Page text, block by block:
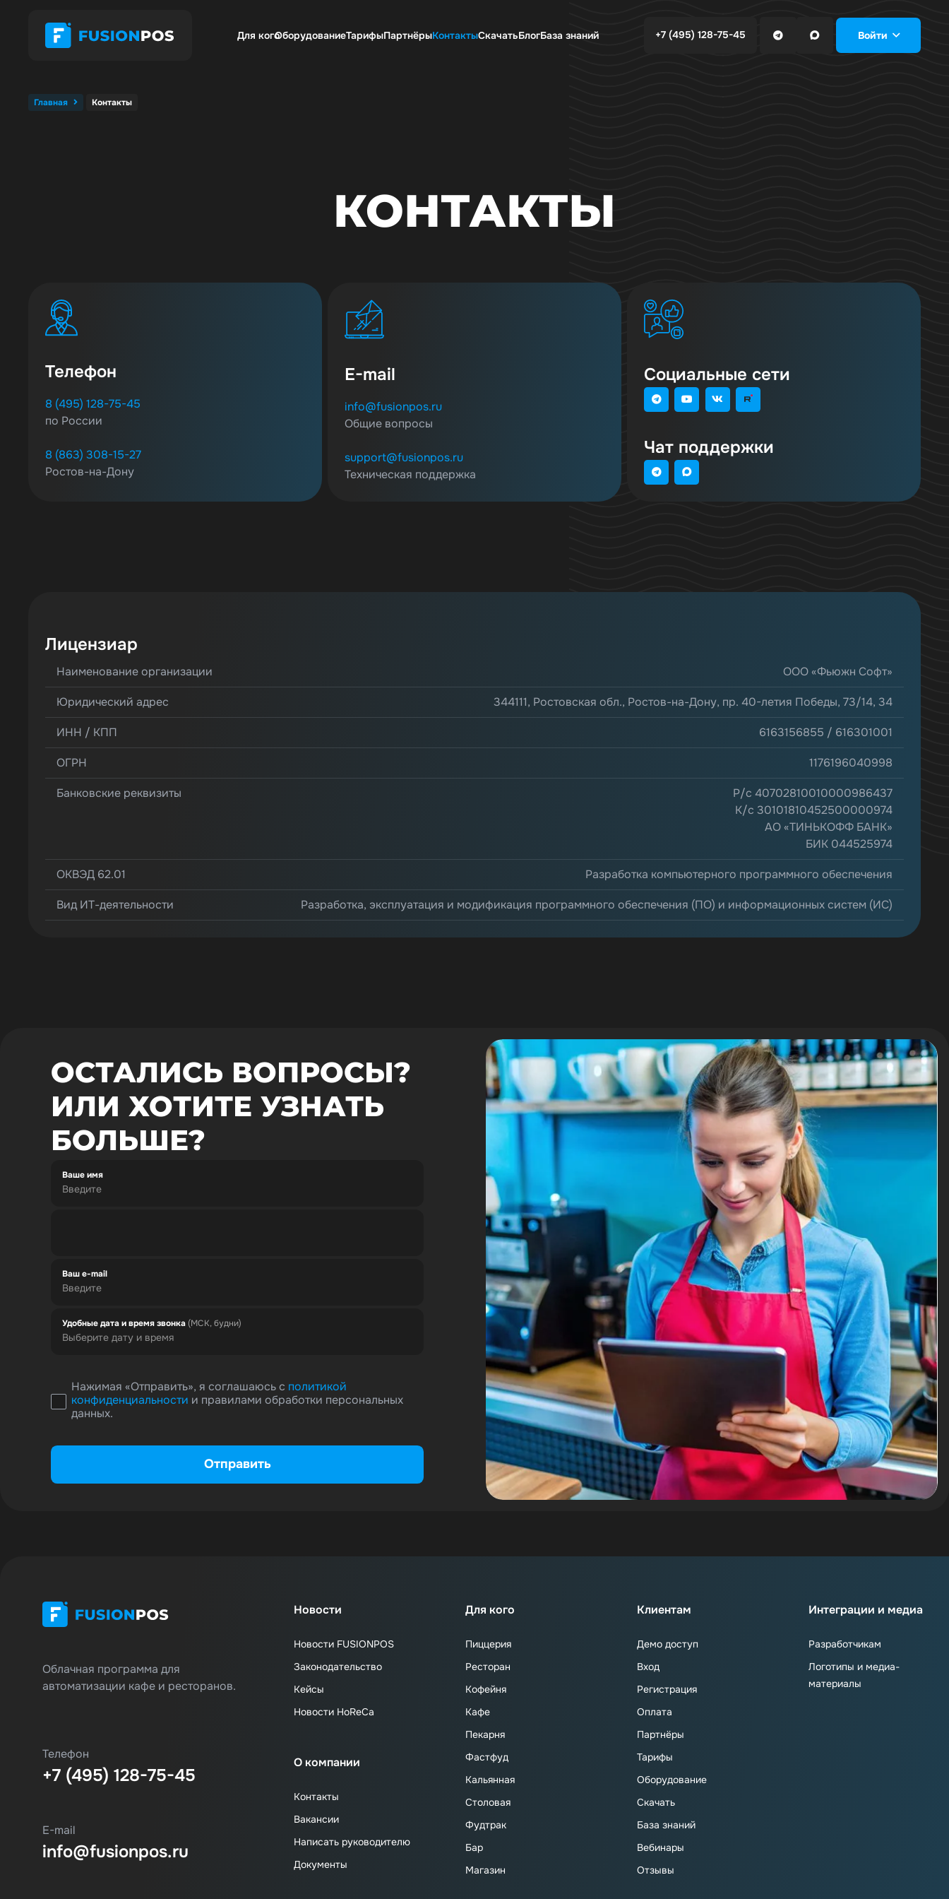
Для когоОборудованиеТарифыПартнёрыКонтактыСкачатьБлогБаза знаний +7 (495) 128-75-45 Войти
Главная Контакты
КОНТАКТЫ
Телефон
8 (495) 128-75-45
по России
8 (863) 308-15-27
Ростов-на-Дону
E-mail
info@fusionpos.ru
Общие вопросы
support@fusionpos.ru
Техническая поддержка
Социальные сети
Чат поддержки
Лицензиар
Наименование организации ООО «Фьюжн Софт»
Юридический адрес 344111, Ростовская обл., Ростов-на-Дону, пр. 40-летия Победы, 73/14, 34
ИНН / КПП 6163156855 / 616301001
ОГРН 1176196040998
Банковские реквизиты
Р/с 40702810010000986437
К/с 30101810452500000974
АО «ТИНЬКОФФ БАНК»
БИК 044525974
ОКВЭД 62.01 Разработка компьютерного программного обеспечения
Вид ИТ-деятельности Разработка, эксплуатация и модификация программного обеспечения (ПО) и информационных систем (ИС)
ОСТАЛИСЬ ВОПРОСЫ?
ИЛИ ХОТИТЕ УЗНАТЬ
БОЛЬШЕ?
Ваше имя
Ваш e-mail
Удобные дата и время звонка(МСК, будни)
Нажимая «Отправить», я соглашаюсь с политикой
конфиденциальности и правилами обработки персональных
данных.
Облачная программа для
автоматизации кафе и ресторанов.
Телефон
+7 (495) 128-75-45
E-mail
info@fusionpos.ru
Новости
Новости FUSIONPOS
Законодательство
Кейсы
Новости HoReCa
О компании
Контакты
Вакансии
Написать руководителю
Документы
Для кого
Пиццерия
Ресторан
Кофейня
Кафе
Пекарня
Фастфуд
Кальянная
Столовая
Фудтрак
Бар
Магазин
Клиентам
Демо доступ
Вход
Регистрация
Оплата
Партнёры
Тарифы
Оборудование
Скачать
База знаний
Вебинары
Отзывы
Интеграции и медиа
Разработчикам
Логотипы и медиа-
материалы